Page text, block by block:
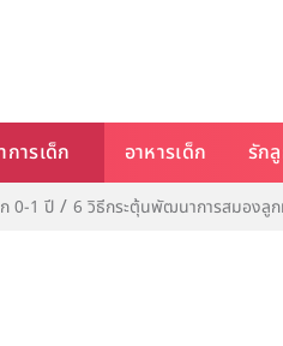
ารเด็ก อาหารเด็ก รัก
0-1 ปี 6 วิธีกระตุ้นพัฒนาการสมองลูก